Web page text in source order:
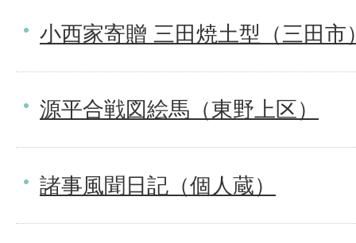
小西家寄贈 三田焼土型（三田市
源平合戦図絵馬（東野上区）
諸事風聞日記（個人蔵）